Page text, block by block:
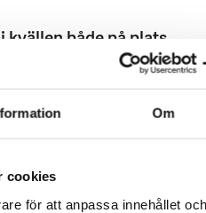
Om
cookies
för att anpassa innehållet och
både på plats
kommer att bestå
engelska om
den andra
kampanjen ”Utan
kampdag den 17